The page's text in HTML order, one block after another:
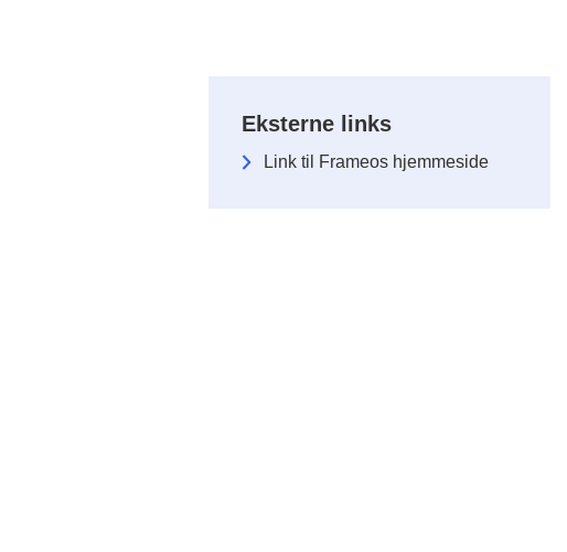
Eksterne links
Link til Frameos hjemmeside